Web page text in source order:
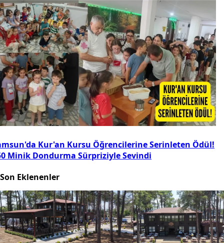
Kur'an Kursu Öğrencilerine Serinleten Ödül!
Minik Dondurma Sürpriziyle Sevindi
Son Eklenenler